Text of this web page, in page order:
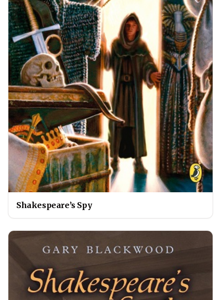
Shakespeare’s Spy